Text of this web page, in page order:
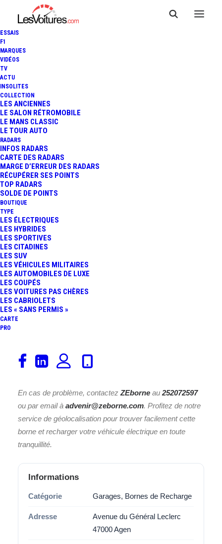
ESSAIS
F1
MARQUES
VIDÉOS
TV
ACTU
INSOLITES
COLLECTION
LES ANCIENNES
LE SALON RÉTROMOBILE
LE MANS CLASSIC
LE TOUR AUTO
RADARS
INFOS RADARS
CARTE DES RADARS
MARGE D’ERREUR DES RADARS
RÉCUPÉRER SES POINTS
TOP RADARS
SOLDE DE POINTS
BOUTIQUE
TYPE
LES ÉLECTRIQUES
LES HYBRIDES
LES SPORTIVES
LES CITADINES
LES SUV
LES VÉHICULES MILITAIRES
LES AUTOMOBILES DE LUXE
LES COUPÉS
LES VOITURES PAS CHÈRES
LES CABRIOLETS
LES « SANS PERMIS »
CARTE
PRO
AGEN EXT
Borne garage FORD AGEN EXT
Découvrez la borne de recharge
installée à l’adresse
Agen(Lot-et-Garonne) en
puissance nominale de
concession automobile, proposant un
véhicules neufs et d’occasion.
En cas de problème, contactez ZEborne au 252072597
ou par email à advenir@zeborne.com. Profitez de notre
service de géolocalisation pour trouver facilement cette
borne et recharger votre véhicule électrique en toute
tranquillité.
Informations
Catégorie Garages, Bornes de Recharge
Adresse
Avenue du Général Leclerc
47000 Agen